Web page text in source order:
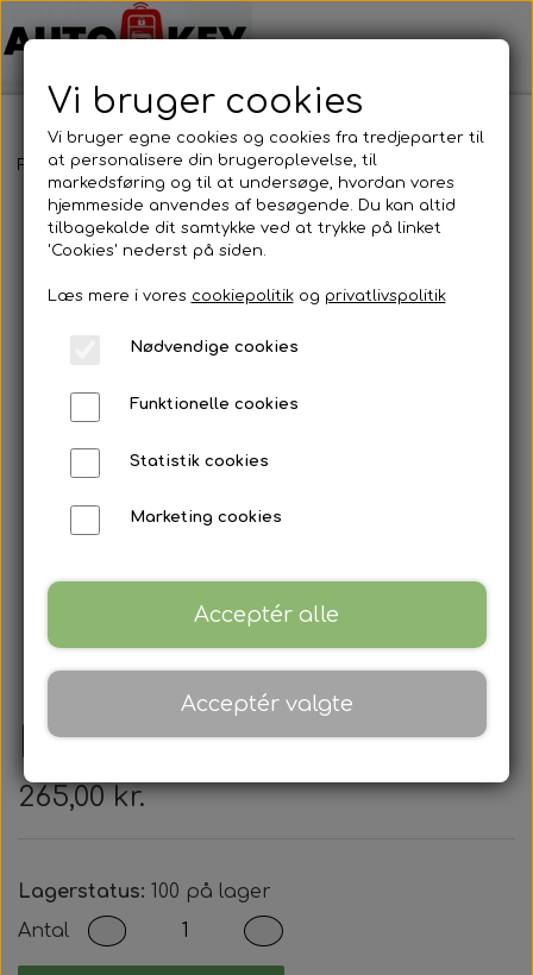
Forside Bilnøgler Porsche Nøglehus Porsche
Porsche
265,00 kr.
Lagerstatus: 100 på lager
Antal
Vi bruger cookies
Vi bruger egne cookies og cookies fra tredjeparter til
at personalisere din brugeroplevelse, til
markedsføring og til at undersøge, hvordan vores
hjemmeside anvendes af besøgende. Du kan altid
tilbagekalde dit samtykke ved at trykke på linket
'Cookies' nederst på siden.
Læs mere i vores cookiepolitikog privatlivspolitik
Nødvendige cookies
Funktionelle cookies
Statistik cookies
Marketing cookies
Acceptér alle
Acceptér valgte